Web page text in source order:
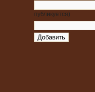
публикуется)